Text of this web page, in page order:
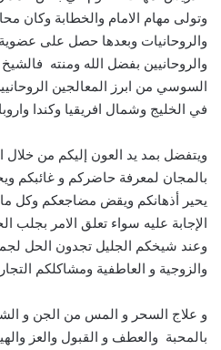
وتولى مهام الامام والخطابة وكان
والروحانيات وبعدها حصل على عضوية
والروحانيين بفضل الله ومنته
السوسي من ابرز المعالجين
في الخليج وشمال افريقيا وكندا
ويتفضل بمد يد العون إليكم من
بالمجان لمعرفة حاضركم و غائبكم
يحير أذهانكم ويقض مضاجعكم وكل
الإجابة عليه سواء تعلق الامر بجلب
وعند شيخكم الجليل تجدون الحل
والزوجية و العاطفية ومشاكلكم
و علاج السحر و المس من الجن و
بالمحبة والعطف و القبول والعز